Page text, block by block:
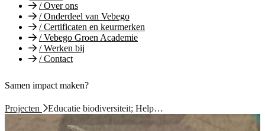
/Over ons
/Onderdeel van Vebego
/Certificaten en keurmerken
/Vebego Groen Academie
/Werken bij
/Contact
Samen impact maken?
Projecten Educatie biodiversiteit; Help…